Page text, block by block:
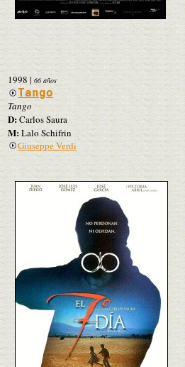
1998 | 66 años
Tango
Tango
D: Carlos Saura
M:Lalo Schifrin
Giuseppe Verdi